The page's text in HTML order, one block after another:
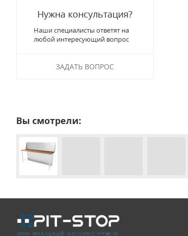
Нужна консультация?
Наши специалисты ответят на
любой интересующий вопрос
ЗАДАТЬ ВОПРОС
Вы смотрели: